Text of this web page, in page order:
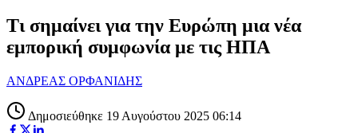
Τι σημαίνει για την Ευρώπη μια νέα
εμπορική συμφωνία με τις ΗΠΑ
ΑΝΔΡΕΑΣ ΟΡΦΑΝΙΔΗΣ
Δημοσιεύθηκε 19 Αυγούστου 2025 06:14